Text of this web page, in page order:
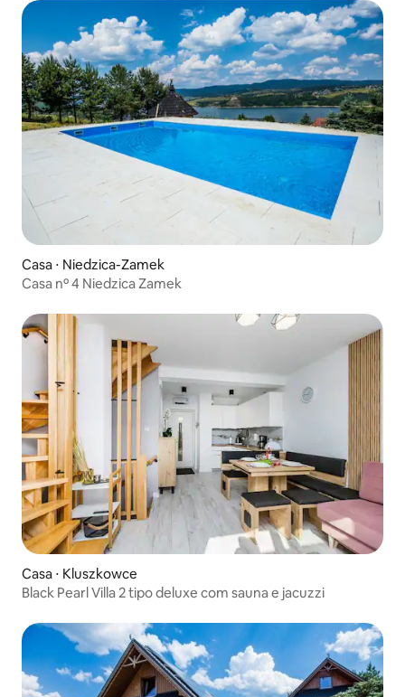
Casa ⋅ Niedzica-Zamek
Casa nº 4 Niedzica Zamek
Casa ⋅ Kluszkowce
Black Pearl Villa 2 tipo deluxe com sauna e jacuzzi